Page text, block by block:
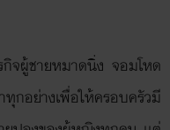
ผู้ชายหมาดนิ่ง จอมโหด
อย่างเพื่อให้ครอบครัวมี